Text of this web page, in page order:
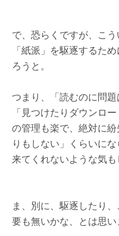
で、恐らくですが、こ
「紙派」を駆逐するた
ろうと。
つまり、「読むのに問題
「見つけたりダウンロ
の管理も楽で、絶対に
りもしない」くらいに
来てくれないような気も
ま、別に、駆逐したり
要も無いかな、とは思い